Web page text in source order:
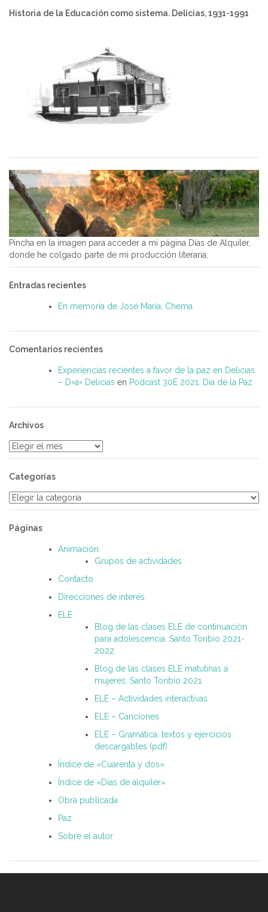
Historia de la Educación como sistema. Delicias, 1931-1991
Pincha en la imagen para acceder a mi página Días de Alquiler,
donde he colgado parte de mi producción literaria.
Entradas recientes
En memoria de José María, Chema
Comentarios recientes
Experiencias recientes a favor de la paz en Delicias
– D=a= Delicias en Podcast 30E 2021. Día de la Paz
Archivos
Archivos
Categorías
Categorías
Páginas
Animación
Grupos de actividades
Contacto
Direcciones de interés
ELE
Blog de las clases ELE de continuación
para adolescencia. Santo Toribio 2021-
2022
Blog de las clases ELE matutinas a
mujeres, Santo Toribio 2021
ELE – Actividades interactivas
ELE – Canciones
ELE – Gramática, textos y ejercicios
descargables (pdf)
Índice de «Cuarenta y dos»
Índice de «Días de alquiler»
Obra publicada
Paz
Sobre el autor